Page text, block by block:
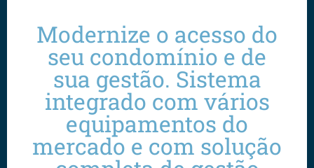
Modernize o acesso do
seu condomínio e de
sua gestão. Sistema
integrado com vários
equipamentos do
mercado e com solução